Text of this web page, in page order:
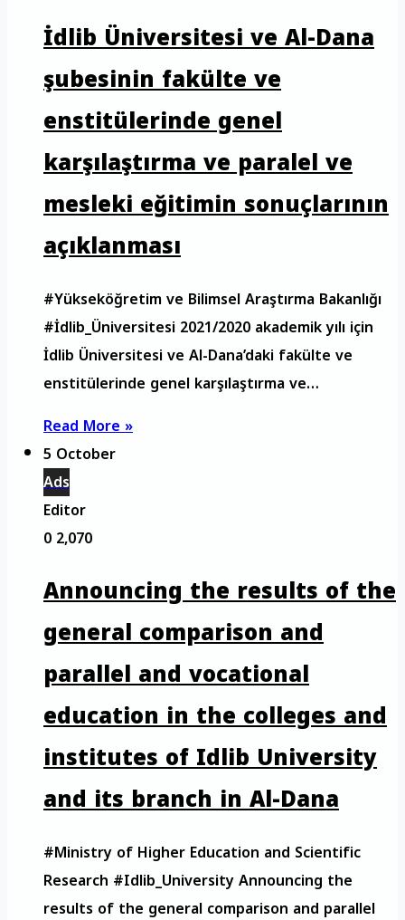
İdlib Üniversitesi ve Al-Dana
şubesinin fakülte ve
enstitülerinde genel
karşılaştırma ve paralel ve
mesleki eğitimin sonuçlarının
açıklanması
#Yükseköğretim ve Bilimsel Araştırma Bakanlığı
#İdlib_Üniversitesi 2021/2020 akademik yılı için
İdlib Üniversitesi ve Al-Dana’daki fakülte ve
enstitülerinde genel karşılaştırma ve…
Read More »
5 October
Ads
Editor
02,070
Announcing the results of the
general comparison and
parallel and vocational
education in the colleges and
institutes of Idlib University
and its branch in Al-Dana
#Ministry of Higher Education and Scientific
Research #Idlib_University Announcing the
results of the general comparison and parallel